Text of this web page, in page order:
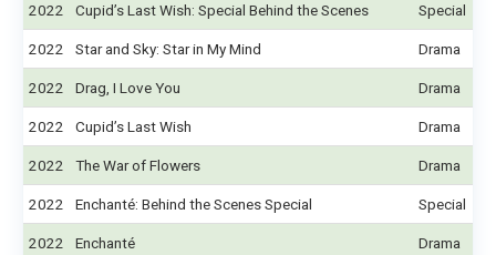
2022 Cupid’s Last Wish: Special Behind the Scenes Special
2022 Star and Sky: Star in My Mind Drama
2022 Drag, I Love You Drama
2022 Cupid’s Last Wish Drama
2022 The War of Flowers Drama
2022 Enchanté: Behind the Scenes Special Special
2022 Enchanté Drama